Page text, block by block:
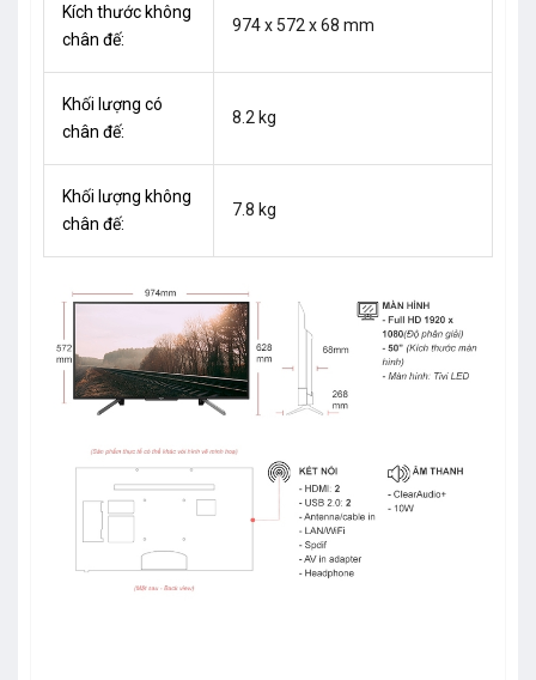
Kích thước không
chân đế:
974 x 572 x 68 mm
Khối lượng có
chân đế:
8.2 kg
Khối lượng không
chân đế:
7.8 kg